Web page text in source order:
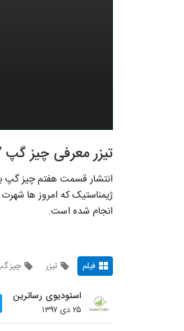
تیزر معرفی چیز گپ 7 با حضور آرات حسینی
ژیمناستیک که امروز ها
انجام شده است.
فیلم تیزر چیز
استودیوی رساترین
۲۵ دی ۱۳۹۷